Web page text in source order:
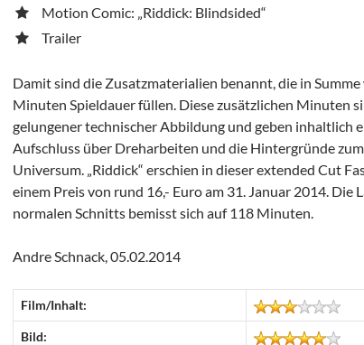
Motion Comic: „Riddick: Blindsided“
Trailer
Damit sind die Zusatzmaterialien benannt, die in
Minuten Spieldauer füllen. Diese zusätzlichen Minuten
gelungener technischer Abbildung und geben inhaltlich
Aufschluss über Dreharbeiten und die Hintergründe
Universum. „Riddick“ erschien in dieser extended Cut
einem Preis von rund 16,- Euro am 31. Januar 2014. Die
normalen Schnitts bemisst sich auf 118 Minuten.
Andre Schnack, 05.02.2014
Film/Inhalt:
Bild: